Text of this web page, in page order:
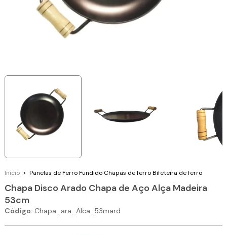
Início > Panelas de Ferro Fundido Chapas de ferro Bifeteira de ferro
Chapa Disco Arado Chapa de Aço Alça Madeira
53cm
Código: Chapa_ara_Alca_53mard